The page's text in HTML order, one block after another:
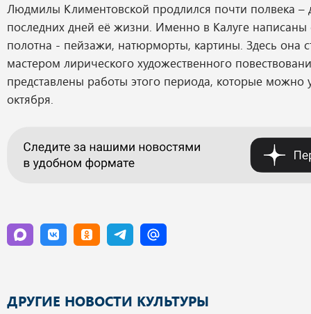
Людмилы Климентовской продлился почти полвека –
последних дней её жизни. Именно в Калуге
полотна - пейзажи, натюрморты, картины. Здесь она
мастером лирического художественного
представлены работы этого периода, которые можно
октября.
ДРУГИЕ НОВОСТИ КУЛЬТУРЫ